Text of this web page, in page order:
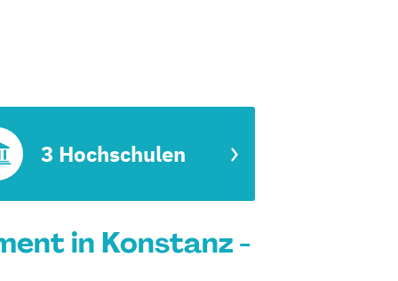
3 Hochschulen
in Konstanz -